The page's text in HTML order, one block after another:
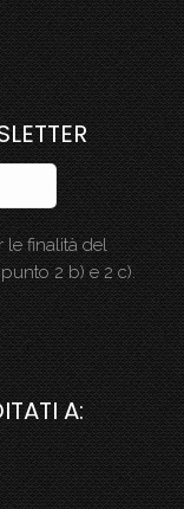
le finalità del
2 b) e 2 c).
A: